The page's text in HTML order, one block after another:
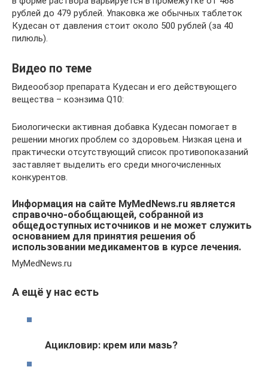
рублей до 479 рублей. Упаковка же обычных таблеток
Кудесан от давления стоит около 500 рублей (за 40
пилюль).
Видео по теме
Видеообзор препарата Кудесан и его действующего
вещества – коэнзима Q10:
Биологически активная добавка Кудесан помогает в
решении многих проблем со здоровьем. Низкая цена и
практически отсутствующий список противопоказаний
заставляет выделить его среди многочисленных
конкурентов.
Информация на сайте MyMedNews.ru является
справочно-обобщающей, собранной из
общедоступных источников и не может служить
основанием для принятия решения об
использовании медикаментов в курсе лечения.
MyMedNews.ru
А ещё у нас есть
Ацикловир: крем или мазь?